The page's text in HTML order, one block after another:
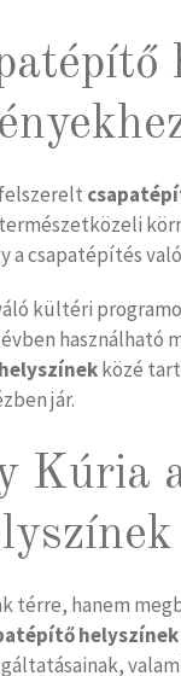
csapatépítés
kültéri
használható
közé
jár.
Kúria
térre, hanem
helyszínek